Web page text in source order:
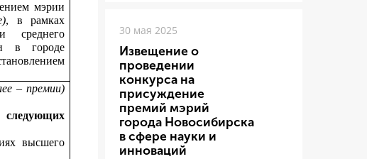
мэрии
, в рамках
среднего
в городе
– премии)
высшего
30 мая 2025
Извещение о
проведении
конкурса на
присуждение
премий мэрий
города Новосибирска
в сфере науки и
инноваций